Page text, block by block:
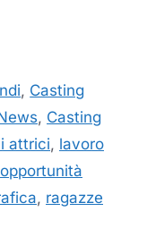
, Casting
, Casting
attrici, lavoro
opportunità
, ragazze